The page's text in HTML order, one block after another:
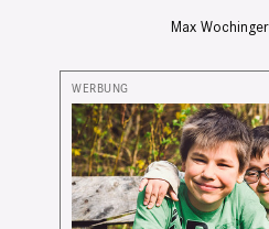
Max Wochinger